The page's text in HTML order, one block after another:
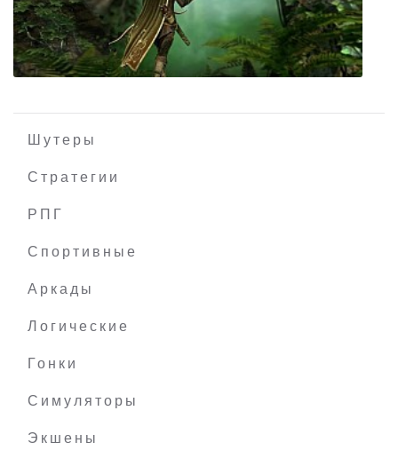
Comanche 4
Шутеры
Стратегии
РПГ
Спортивные
Аркады
Логические
Гонки
Симуляторы
Экшены